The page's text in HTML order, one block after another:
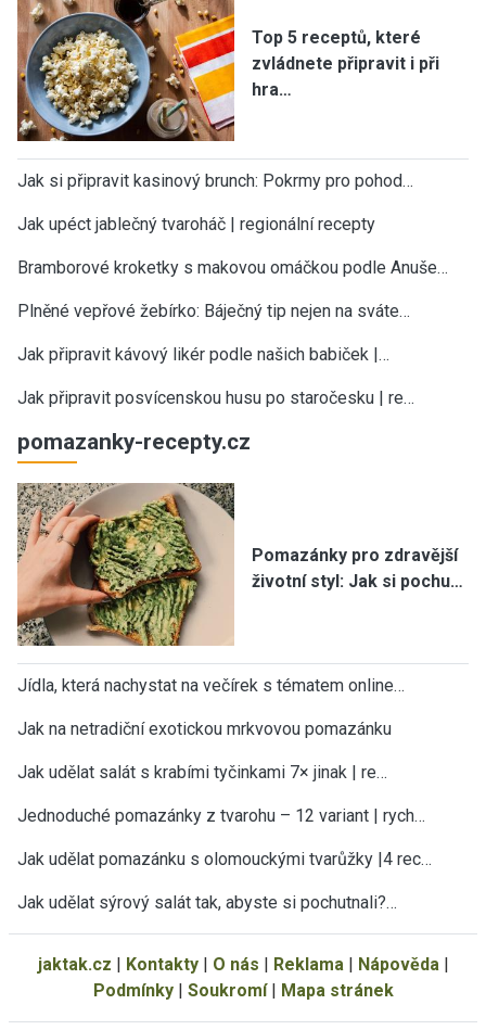
Top 5 receptů, které
zvládnete připravit i při
hra…
Jak si připravit kasinový brunch: Pokrmy pro pohod…
Jak upéct jablečný tvaroháč | regionální recepty
Bramborové kroketky s makovou omáčkou podle Anuše…
Plněné vepřové žebírko: Báječný tip nejen na sváte…
Jak připravit kávový likér podle našich babiček |…
Jak připravit posvícenskou husu po staročesku | re…
pomazanky-recepty.cz
Pomazánky pro zdravější
životní styl: Jak si pochu…
Jídla, která nachystat na večírek s tématem online…
Jak na netradiční exotickou mrkvovou pomazánku
Jak udělat salát s krabími tyčinkami 7× jinak | re…
Jednoduché pomazánky z tvarohu – 12 variant | rych…
Jak udělat pomazánku s olomouckými tvarůžky |4 rec…
Jak udělat sýrový salát tak, abyste si pochutnali?…
jaktak.cz | Kontakty| O nás | Reklama| Nápověda|
Podmínky| Soukromí| Mapa stránek